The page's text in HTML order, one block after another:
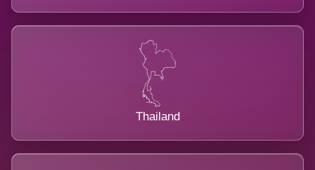
Thailand